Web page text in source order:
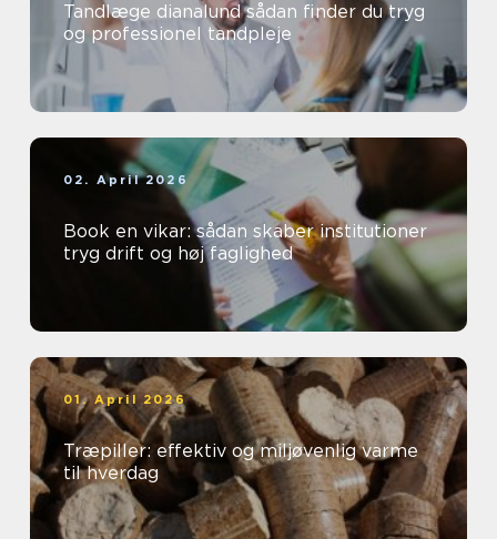
Tandlæge dianalund sådan finder du tryg
og professionel tandpleje
02. April 2026
Book en vikar: sådan skaber institutioner
tryg drift og høj faglighed
01. April 2026
Træpiller: effektiv og miljøvenlig varme
til hverdag